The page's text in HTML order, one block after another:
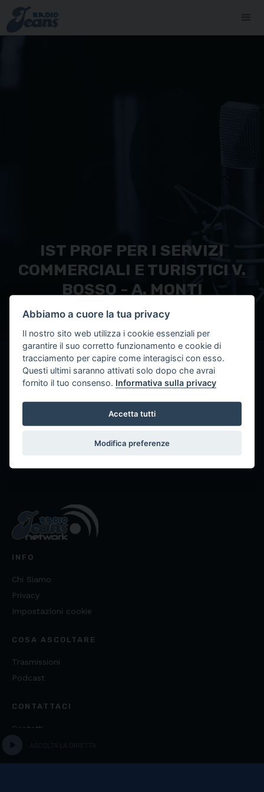
IST PROF PER I SERVIZI
COMMERCIALI E TURISTICI V.
BOSSO - A. MONTI
< Torna alle TWR
Il radiokit è stato attivato in data
26/09/2016
INFO
Chi Siamo
Privacy
Impostazioni cookie
COSA ASCOLTARE
Trasmissioni
Podcast
CONTATTACI
Contatti
Abbiamo a cuore la tua privacy
Il nostro sito web utilizza i cookie essenziali per
garantire il suo corretto funzionamento e cookie di
tracciamento per capire come interagisci con esso.
Questi ultimi saranno attivati solo dopo che avrai
fornito il tuo consenso. Informativa sulla privacy
Accetta tutti
Modifica preferenze